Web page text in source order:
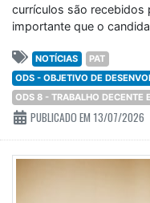
currículos são recebidos
importante que o
NOTÍCIAS
PAT
ODS - OBJETIVO DE
ODS 8 - TRABALHO DECENTE
PUBLICADO EM 13/07/2026